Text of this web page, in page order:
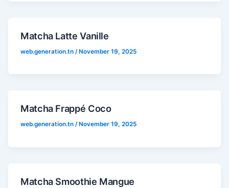
Matcha Latte Vanille
web.generation.tn /November 19, 2025
Matcha Frappé Coco
web.generation.tn / November 19, 2025
Matcha Smoothie Mangue